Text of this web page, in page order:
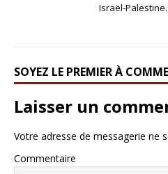
Israël-
SOYEZ LE PREMIER À
Laisser un
Votre adresse de messagerie ne
Commentaire